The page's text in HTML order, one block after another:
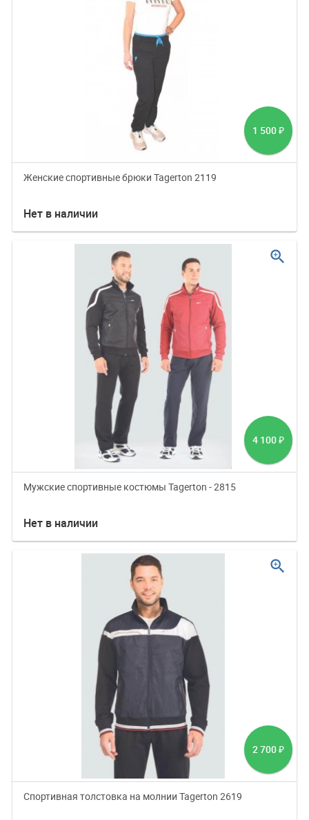
1 500 ₽
Женские спортивные брюки Tagerton 2119
Нет в наличии
4 100 ₽
Мужские спортивные костюмы Tagerton - 2815
Нет в наличии
zoom_in
2 700 ₽
Спортивная толстовка на молнии Tagerton 2619
zoom_in